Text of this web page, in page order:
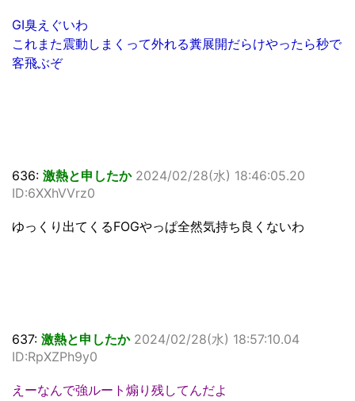
GI臭えぐいわ
これまた震動しまくって外れる糞展開だらけやったら秒で
客飛ぶぞ
636: 激熱と申したか 2024/02/28(水) 18:46:05.20
ID:6XXhVVrz0
ゆっくり出てくるFOGやっぱ全然気持ち良くないわ
637: 激熱と申したか 2024/02/28(水) 18:57:10.04
ID:RpXZPh9y0
えーなんで強ルート煽り残してんだよ